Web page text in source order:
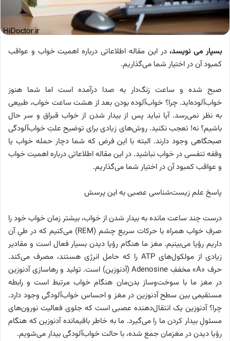
بسپار می نویسد،در این مقاله اطلاعاتی درباره‌ اهمیت خواب و عواقب
کمبود آن در اختیار شما می‌گذاریم.
صبح شده و ساعت زنگ‌دار به صدا درآمده است اما شما هنوز
خواب‌آلوده‌اید. چرا؟ خواب‌آلوده بودن بعد از هشت ساعت خواب، طبیعی
به‌ نظر نمی‌رسد. آیا نباید پس از بیدار شدن از خواب قبراق و سر حال
باشیم؟ نه! تعجب نکنید. روش‌های زیادی برای توضیح علتِ خواب‌آلودگی
صبحگاهی وجود دارند. البته با این فرض که شما دچار حمله‌ خواب یا
وقفه‌ تنفسی در خواب نباشید. در این مقاله اطلاعاتی درباره‌ اهمیت خواب
و عواقب کمبود آن در اختیار شما می‌گذاریم.
پاسخ علم زیست‌شناسی عصبی به این پرسش
درست چند ساعت مانده به بیدار شدن از خواب، بیشتر زمان خواب‌ خود را
صرفِ خواب همراه با حرکات سریع چشم (REM) می‌کنیم که در طیِ آن
داریم رؤیا می‌بینیم. مغز ما هنگام رؤیا دیدن بسیار فعال است و مقادیر
زیادی از مولکول‌های ATP را که حامل انرژی هستند، مصرف می‌کند.
حرف «A» مخففِ Adenosine (آدنوزین) است. تولید و رهاسازی آدنوزین
در مغز ما با سوخت‌وساز بدن‌مان هنگام خواب مرتبط است و رابطه‌
مستقیمی بین سطح آدنوزین در مغز و احساس خواب‌آلودگی وجود دارد.
چرا؟ آدنوزین یک انتقال‌دهنده‌ عصبی است که جلوی فعالیت نورون‌های
مسئولِ بیدار کردن ما را می‌گیرد. ما به‌‌ خاطر باقیمانده‌ آدنوزین که هنگام
رؤیا دیدن در مغزمان جمع شده‌، با حالت خواب‌آلودگی بیدار می‌شویم.